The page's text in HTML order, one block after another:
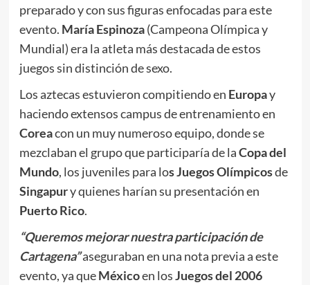
preparado y con sus figuras enfocadas para este
evento. María Espinoza(Campeona Olímpica y
Mundial) era la atleta más destacada de estos
juegos sin distinción de sexo.
Los aztecas estuvieron compitiendo en Europay
haciendo extensos campus de entrenamiento en
Coreacon un muy numeroso equipo, donde se
mezclaban el grupo que participaría de laCopa del
Mundo, los juveniles para losJuegos Olímpicosde
Singapury quienes harían su presentación en
Puerto Rico.
“Queremos mejorar nuestra participación de
Cartagena”aseguraban en una nota previa a este
evento, ya queMéxicoen losJuegos del 2006